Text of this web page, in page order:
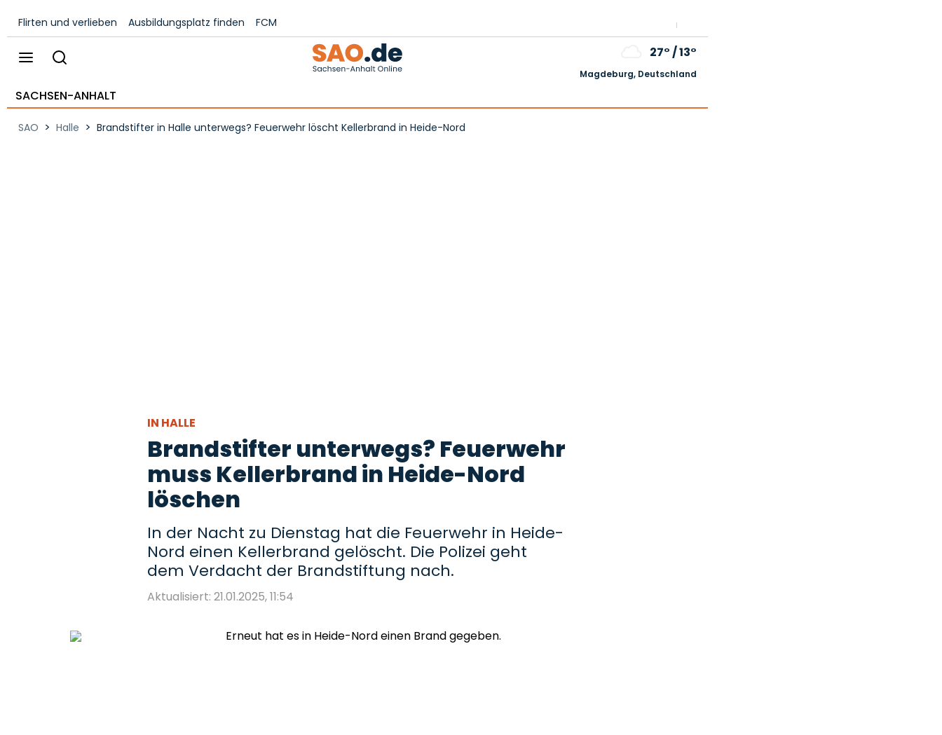
Flirten und verlieben Ausbildungsplatz finden FCM
27°/13°
Magdeburg, Deutschland
SACHSEN-ANHALT
SAO > Halle > Brandstifter in Halle unterwegs? Feuerwehr löscht Kellerbrand in Heide-Nord
IN HALLE
Brandstifter unterwegs? Feuerwehr
muss Kellerbrand in Heide-Nord
löschen
In der Nacht zu Dienstag hat die Feuerwehr in Heide-
Nord einen Kellerbrand gelöscht. Die Polizei geht
dem Verdacht der Brandstiftung nach.
Aktualisiert: 21.01.2025, 11:54